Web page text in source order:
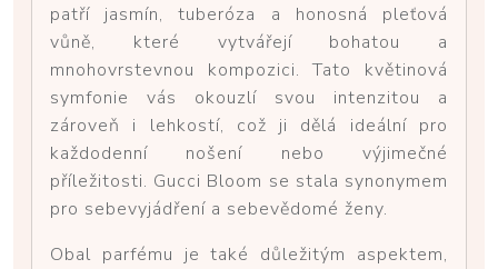
patří jasmín, tuberóza a honosná pleťová
vůně, které vytvářejí bohatou a
mnohovrstevnou kompozici. Tato květinová
symfonie vás okouzlí svou intenzitou a
zároveň i lehkostí, což ji dělá ideální pro
každodenní nošení nebo výjimečné
příležitosti. Gucci Bloom se stala synonymem
pro sebevyjádření a sebevědomé ženy.
Obal parfému je také důležitým aspektem,